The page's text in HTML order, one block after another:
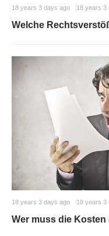
18 years 3 days ago 18 years 3
Welche
18 years 3 days ago 18 years 3
Wer muss die